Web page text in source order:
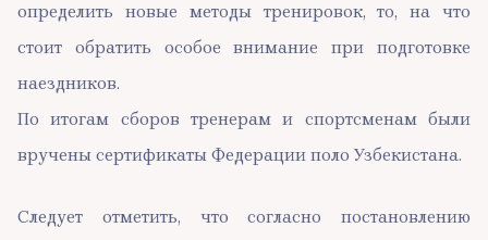
определить новые методы тренировок, то, на что
стоит обратить особое внимание при подготовке
наездников.
По итогам сборов тренерам и спортсменам были
вручены сертификаты Федерации поло Узбекистана.
Следует отметить, что согласно постановлению